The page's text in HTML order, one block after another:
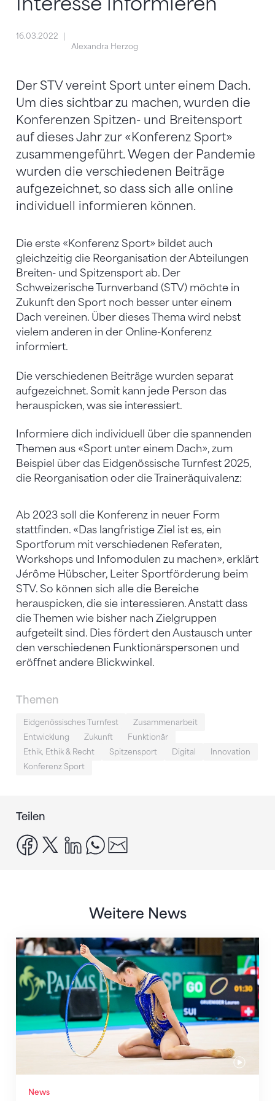
16.03.2022
Alexandra Herzog
Der STV vereint Sport unter einem Dach.
Um dies sichtbar zu machen, wurden die
Konferenzen Spitzen- und Breitensport
auf dieses Jahr zur «Konferenz Sport»
zusammengeführt. Wegen der Pandemie
wurden die verschiedenen Beiträge
aufgezeichnet, so dass sich alle online
individuell informieren können.
Die erste «Konferenz Sport» bildet auch
gleichzeitig die Reorganisation der Abteilungen
Breiten- und Spitzensport ab. Der
Schweizerische Turnverband (STV) möchte in
Zukunft den Sport noch besser unter einem
Dach vereinen. Über dieses Thema wird nebst
vielem anderen in der Online-Konferenz
informiert.
Die verschiedenen Beiträge wurden separat
aufgezeichnet. Somit kann jede Person das
herauspicken, was sie interessiert.
Informiere dich individuell über die spannenden
Themen aus «Sport unter einem Dach», zum
Beispiel über das Eidgenössische Turnfest 2025,
die Reorganisation oder die Traineräquivalenz:
Ab 2023 soll die Konferenz in neuer Form
stattfinden. «Das langfristige Ziel ist es, ein
Sportforum mit verschiedenen Referaten,
Workshops und Infomodulen zu machen», erklärt
Jérôme Hübscher, Leiter Sportförderung beim
STV. So können sich alle die Bereiche
herauspicken, die sie interessieren. Anstatt dass
die Themen wie bisher nach Zielgruppen
aufgeteilt sind. Dies fördert den Austausch unter
den verschiedenen Funktionärspersonen und
eröffnet andere Blickwinkel.
Themen
Eidgenössisches Turnfest
Zusammenarbeit
Entwicklung
Zukunft
Funktionär
Ethik, Ethik & Recht
Spitzensport Digital
Innovation
Konferenz Sport
Teilen
facebook
x linkedinwhatsapp
Weitere News
News
Nächster Halt: Weltmeisterschaft